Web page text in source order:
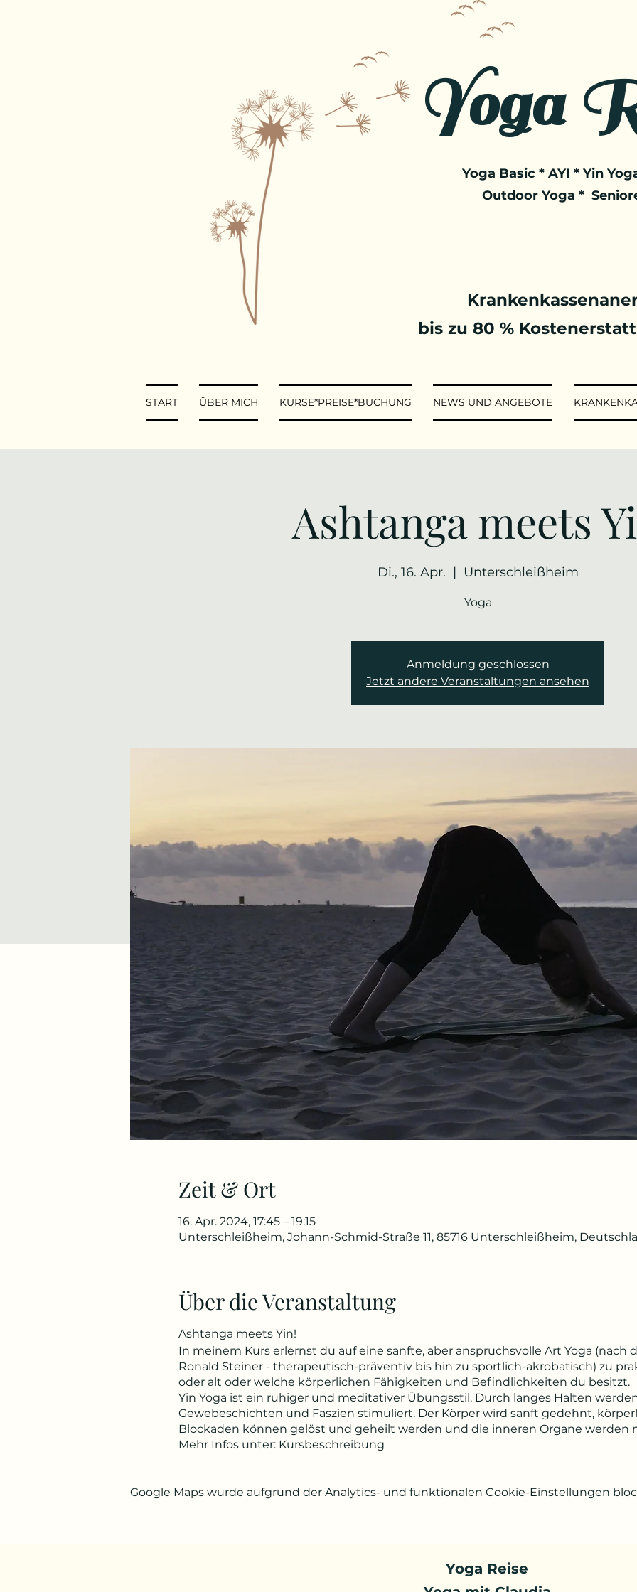
Yoga
Yoga Basic * AYI * Yin
Outdoor Yoga *
bis zu 80 %
START ÜBER MICH KURSE*PREISE*BUCHUNG NEWS UND ANGEBOTE
Ashtanga meets
Di., 16. Apr.
  |
Unterschleißheim
Yoga
Anmeldung geschlossen
Jetzt andere Veranstaltungen ansehen
Zeit & Ort
16. Apr. 2024, 17:45 – 19:15
Unterschleißheim, Johann-Schmid-Straße 11, 85716 Unterschleißheim,
Über die Veranstaltung
Ashtanga meets Yin!
In meinem Kurs erlernst du auf eine sanfte, aber anspruchsvolle Art Yoga (nach
Ronald Steiner - therapeutisch-präventiv bis hin zu sportlich-akrobatisch) zu
oder alt oder welche körperlichen Fähigkeiten und Befindlichkeiten du besitzt.
Yin Yoga ist ein ruhiger und meditativer Übungsstil. Durch langes Halten
Gewebeschichten und Faszien stimuliert. Der Körper wird sanft gedehnt,
Blockaden können gelöst und geheilt werden und die inneren Organe werden
Mehr Infos unter: Kursbeschreibung
Google Maps wurde aufgrund der Analytics- und funktionalen Cookie-Einstellungen
Yoga Reise